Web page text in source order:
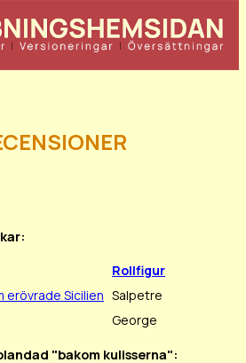
Rollfigur
erövrade Sicilien Salpetre
George
"bakom kulisserna":